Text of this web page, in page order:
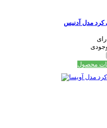
کرد مدل آدنیس
محصول